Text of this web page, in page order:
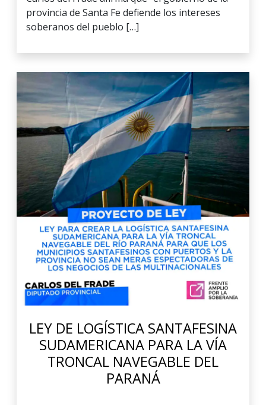
provincia de Santa Fe defiende los intereses
soberanos del pueblo […]
LEY DE LOGÍSTICA SANTAFESINA
SUDAMERICANA PARA LA VÍA
TRONCAL NAVEGABLE DEL
PARANÁ